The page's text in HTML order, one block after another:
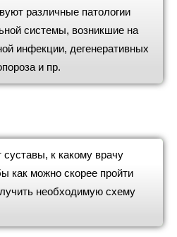
различные патологии
системы, возникшие на
инфекции, дегенеративных
и пр.
к какому врачу
как можно скорее пройти
необходимую схему